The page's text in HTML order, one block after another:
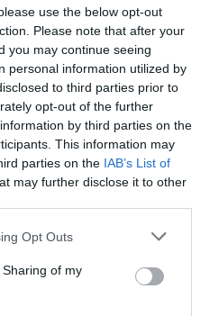
use the below opt-out
Please note that after your
you may continue seeing
personal information utilized by
to third parties prior to
opt-out of the further
by third parties on the
This information may
parties on the IAB’s List of
may further disclose it to other
Opt Outs
of my
de ayudas directas
, puesto que los clubes han
en el último año.
adicionales para
en 2021. Con todo, y al
por Indescat, el
Tarragó, afirmó el
sector dejaría defacturar 400
últimas noticias de actualidad.